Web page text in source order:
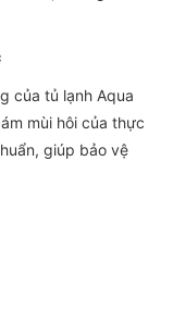
của tủ lạnh Aqua
mùi hôi của thực
giúp bảo vệ